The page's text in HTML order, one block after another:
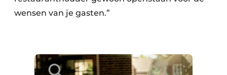
wensen van je gasten.”